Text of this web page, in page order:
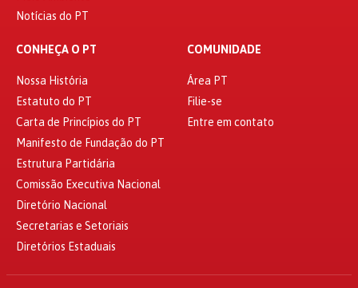
Notícias do PT
CONHEÇA O PT
Nossa História
Estatuto do PT
Carta de Princípios do PT
Manifesto de Fundação do PT
Estrutura Partidária
Comissão Executiva Nacional
Diretório Nacional
Secretarias e Setoriais
Diretórios Estaduais
COMUNIDADE
Área PT
Filie-se
Entre em contato